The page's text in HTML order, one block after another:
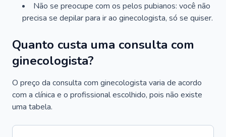
Não se preocupe com os pelos pubianos: você não
precisa se depilar para ir ao ginecologista, só se quiser.
Quanto custa uma consulta com
ginecologista?
O preço da consulta com ginecologista varia de acordo
com a clínica e o profissional escolhido, pois não existe
uma tabela.